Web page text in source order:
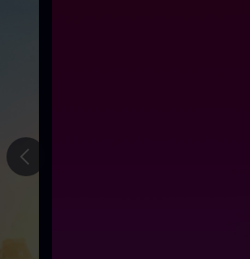
Gå til